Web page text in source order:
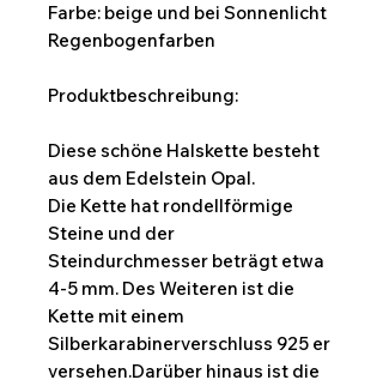
Farbe: beige und bei Sonnenlicht
Regenbogenfarben
Produktbeschreibung:
Diese schöne Halskette besteht
aus dem Edelstein Opal.
Die Kette hat rondellförmige
Steine und der
Steindurchmesser beträgt etwa
4-5 mm. Des Weiteren ist die
Kette mit einem
Silberkarabinerverschluss 925 er
versehen.Darüber hinaus ist die